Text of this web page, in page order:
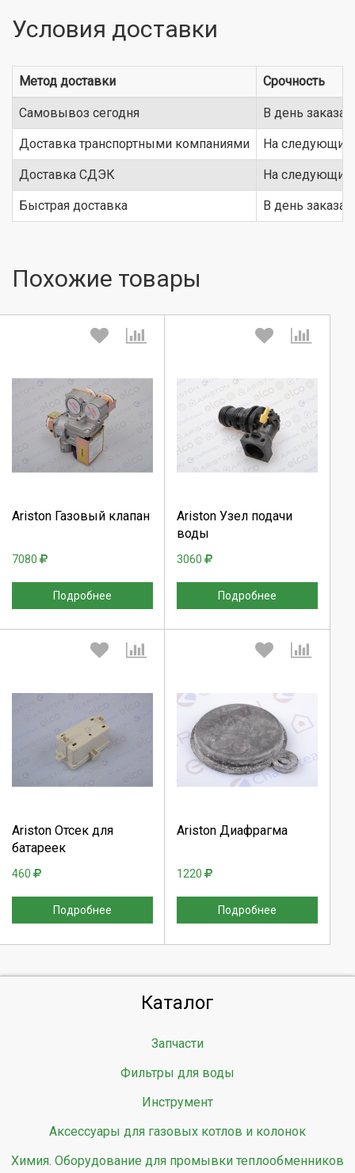
Условия доставки
Метод доставки Срочность
Самовывоз сегодня В день заказа
Доставка транспортными компаниями На следующий
Доставка СДЭК На следующий
Быстрая доставка В день заказа
Похожие товары
Ariston Газовый клапан
7080
Подробнее
Выберите количество:
Ariston Узел подачи
воды
3060
Подробнее
Выберите количество:
Ariston Отсек для
батареек
460
Подробнее
Выберите количество:
Отмена
Ariston Диафрагма
1220
Подробнее
Выберите количество:
Каталог
Запчасти
Фильтры для воды
Инструмент
Аксессуары для газовых котлов и колонок
Химия. Оборудование для промывки теплообменников